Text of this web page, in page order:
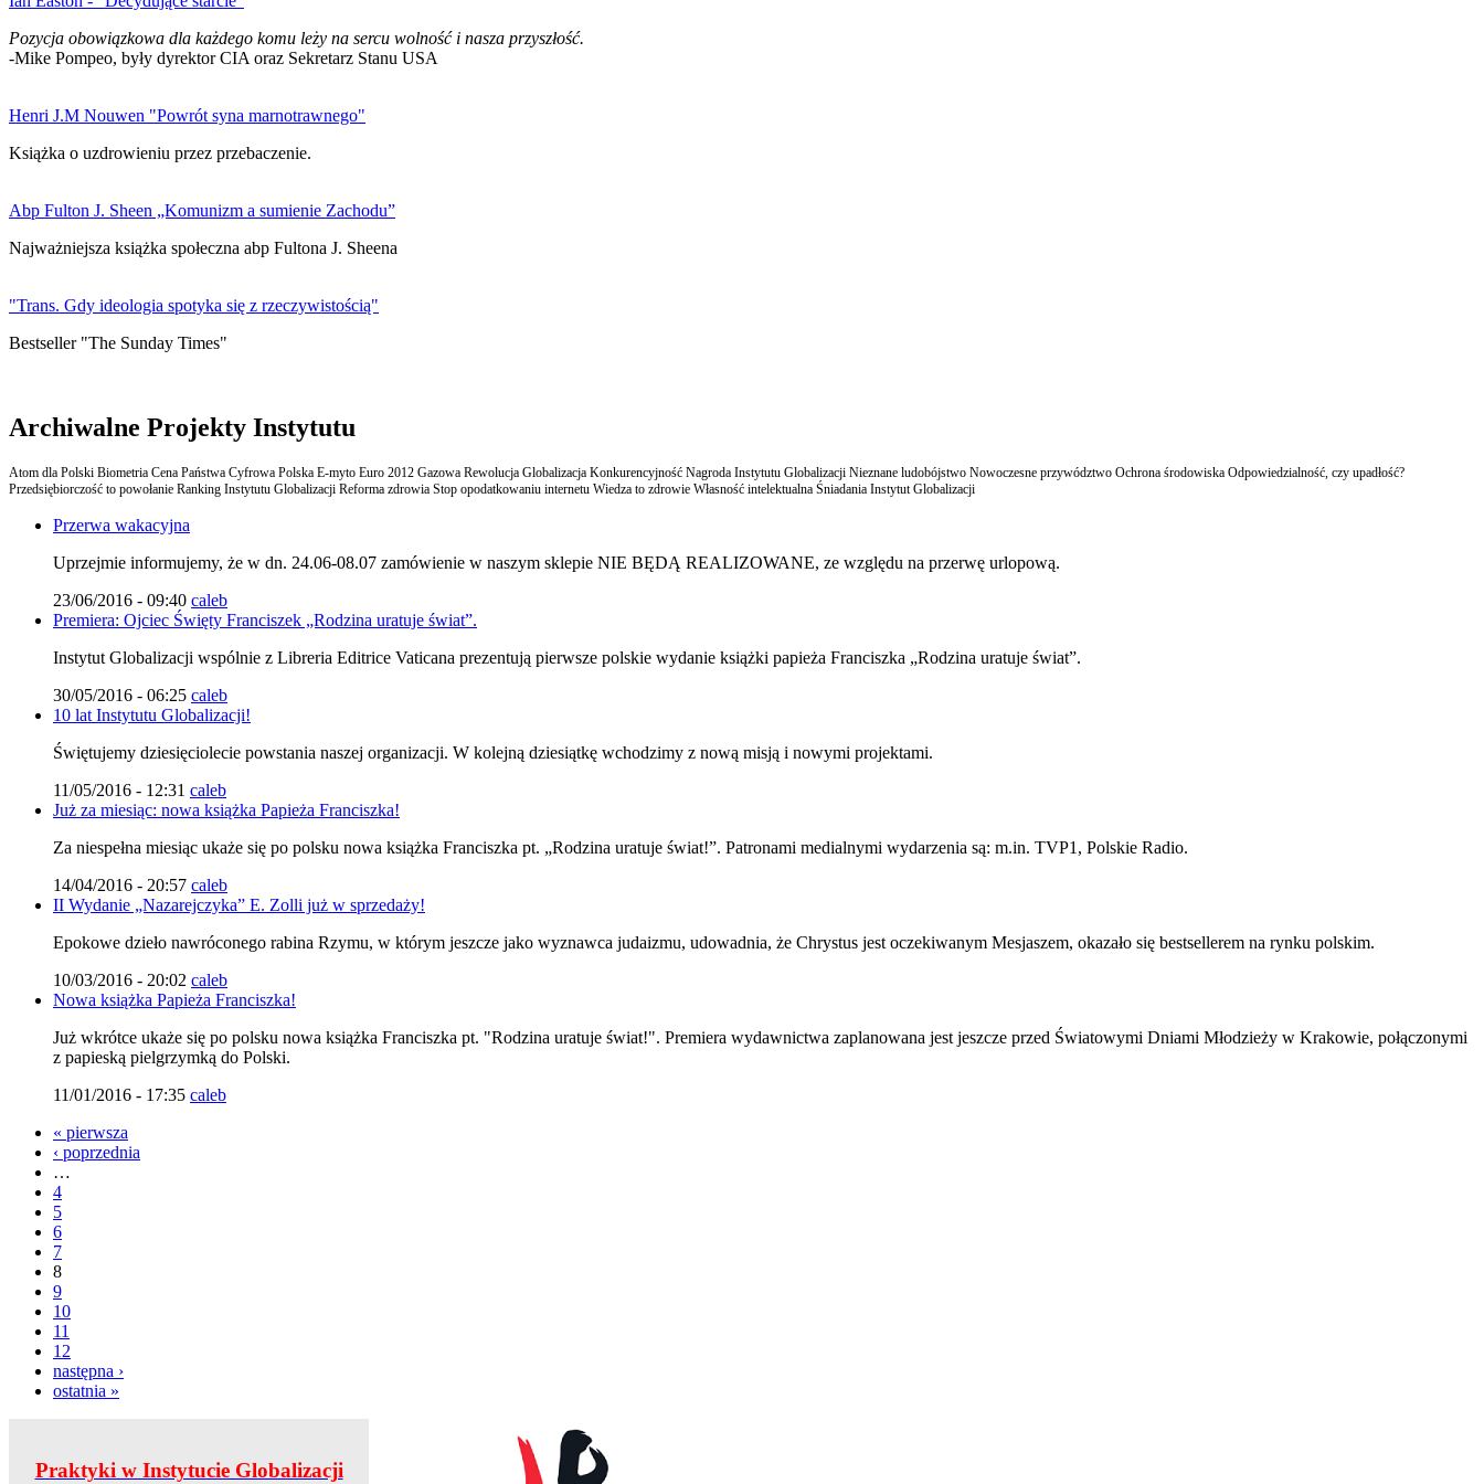
Pozycja obowiązkowa dla każdego komu leży na sercu wolność i nasza przyszłość.
-Mike Pompeo, były dyrektor CIA oraz Sekretarz Stanu USA
Henri J.M Nouwen "Powrót syna marnotrawnego"
Książka o uzdrowieniu przez przebaczenie.
Abp Fulton J. Sheen „Komunizm a sumienie Zachodu”
Najważniejsza książka społeczna abp Fultona J. Sheena
"Trans. Gdy ideologia spotyka się z rzeczywistością"
Bestseller "The Sunday Times"
Archiwalne Projekty Instytutu
Atom dla Polski Biometria Cena Państwa Cyfrowa Polska E-myto Euro 2012 Gazowa Rewolucja Globalizacja Konkurencyjność Nagroda Instytutu Globalizacji Nieznane ludobójstwo Nowoczesne przywództwo Ochrona środowiska Odpowiedzialność, czy upadłość?
Przedsiębiorczość to powołanie Ranking Instytutu Globalizacji Reforma zdrowia Stop opodatkowaniu internetu Wiedza to zdrowie Własność intelektualna Śniadania Instytut Globalizacji
Przerwa wakacyjna
Uprzejmie informujemy, że w dn. 24.06-08.07 zamówienie w naszym sklepie NIE BĘDĄ REALIZOWANE, ze względu na przerwę urlopową.
23/06/2016 - 09:40 caleb
Premiera: Ojciec Święty Franciszek „Rodzina uratuje świat”.
Instytut Globalizacji wspólnie z Libreria Editrice Vaticana prezentują pierwsze polskie wydanie książki papieża Franciszka „Rodzina uratuje świat”.
30/05/2016 - 06:25 caleb
10 lat Instytutu Globalizacji!
Świętujemy dziesięciolecie powstania naszej organizacji. W kolejną dziesiątkę wchodzimy z nową misją i nowymi projektami.
11/05/2016 - 12:31 caleb
Już za miesiąc: nowa książka Papieża Franciszka!
Za niespełna miesiąc ukaże się po polsku nowa książka Franciszka pt. „Rodzina uratuje świat!”. Patronami medialnymi wydarzenia są: m.in. TVP1, Polskie Radio.
14/04/2016 - 20:57 caleb
II Wydanie „Nazarejczyka” E. Zolli już w sprzedaży!
Epokowe dzieło nawróconego rabina Rzymu, w którym jeszcze jako wyznawca judaizmu, udowadnia, że Chrystus jest oczekiwanym Mesjaszem, okazało się bestsellerem na rynku polskim.
10/03/2016 - 20:02 caleb
Nowa książka Papieża Franciszka!
Już wkrótce ukaże się po polsku nowa książka Franciszka pt. "Rodzina uratuje świat!". Premiera wydawnictwa zaplanowana jest jeszcze przed Światowymi Dniami Młodzieży w Krakowie, połączonymi
z papieską pielgrzymką do Polski.
11/01/2016 - 17:35 caleb
« pierwsza
‹ poprzednia
…
4
5
6
7
8
9
10
11
12
następna ›
ostatnia »
Praktyki w Instytucie Globalizacji